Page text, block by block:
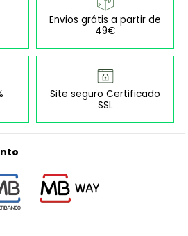
Envios grátis a partir de
49€
Site seguro Certificado
SSL